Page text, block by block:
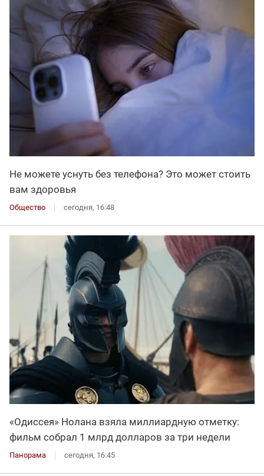
Не можете уснуть без телефона? Это может стоить
вам здоровья
Общество сегодня, 16:48
«Одиссея» Нолана взяла миллиардную отметку:
фильм собрал 1 млрд долларов за три недели
Панорама сегодня, 16:45